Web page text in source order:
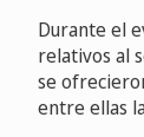
Durante el
relativos al
se
entre ellas